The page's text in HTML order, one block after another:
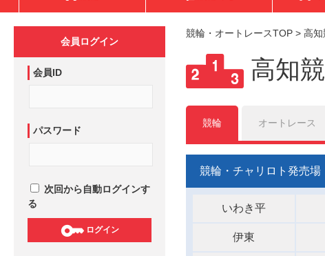
会員ログイン
会員ID
パスワード
次回から自動ログインす
る
ログイン
競輪・オートレースTOP > 高知
高知
競輪 オートレース
競輪・チャリロト発売場
いわき平
伊東